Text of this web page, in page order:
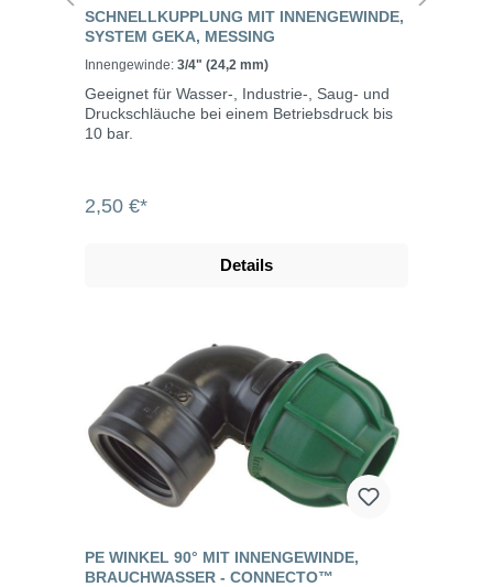
SCHNELLKUPPLUNG MIT INNENGEWINDE,
SYSTEM GEKA, MESSING
Innengewinde: 3/4" (24,2 mm)
Geeignet für Wasser-, Industrie-, Saug- und
Druckschläuche bei einem Betriebsdruck bis
10 bar.
2,50 €*
Details
PE WINKEL 90° MIT INNENGEWINDE,
BRAUCHWASSER - CONNECTO™